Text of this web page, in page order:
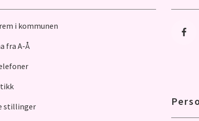
i kommunen
fra A-Å
stillinger
Gå